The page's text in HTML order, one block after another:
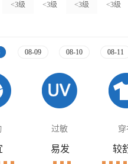
<3级 <3级 <3级 <3级
08-09 08-10 08-11
过敏 穿
易发 较